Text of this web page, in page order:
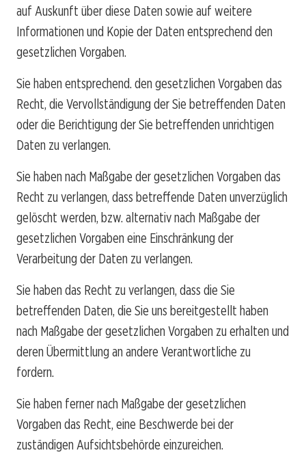
auf Auskunft über diese Daten sowie auf weitere
Informationen und Kopie der Daten entsprechend den
gesetzlichen Vorgaben.
Sie haben entsprechend. den gesetzlichen Vorgaben das
Recht, die Vervollständigung der Sie betreffenden Daten
oder die Berichtigung der Sie betreffenden unrichtigen
Daten zu verlangen.
Sie haben nach Maßgabe der gesetzlichen Vorgaben das
Recht zu verlangen, dass betreffende Daten unverzüglich
gelöscht werden, bzw. alternativ nach Maßgabe der
gesetzlichen Vorgaben eine Einschränkung der
Verarbeitung der Daten zu verlangen.
Sie haben das Recht zu verlangen, dass die Sie
betreffenden Daten, die Sie uns bereitgestellt haben
nach Maßgabe der gesetzlichen Vorgaben zu erhalten und
deren Übermittlung an andere Verantwortliche zu
fordern.
Sie haben ferner nach Maßgabe der gesetzlichen
Vorgaben das Recht, eine Beschwerde bei der
zuständigen Aufsichtsbehörde einzureichen.